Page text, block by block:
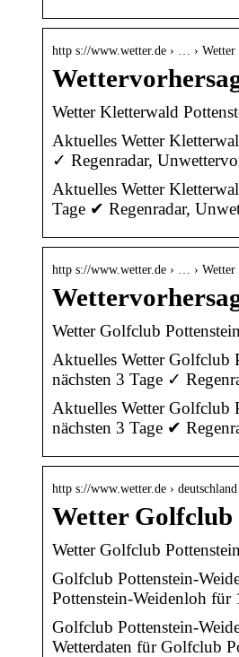
http s://www.wetter.de › … › Wetter
Wetter Kletterwald
Aktuelles Wetter
✓ Regenradar,
Aktuelles Wetter
Tage ✔ Regenradar,
http s://www.wetter.de › … › Wetter
Wetter Golfclub
Aktuelles Wetter Golfclub
nächsten 3 Tage ✓
Aktuelles Wetter Golfclub
nächsten 3 Tage ✔
http s://www.wetter.de ›
Wetter Golfclub
Wetter Golfclub
Golfclub Pottenstein-
Pottenstein-Weidenloh für
Golfclub Pottenstein-
Wetterdaten für Golfclub